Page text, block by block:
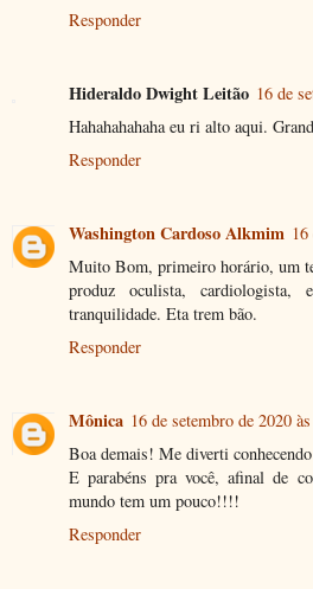
Responder
Hideraldo Dwight Leitão 16 de
Hahahahahaha eu ri alto aqui.
Responder
Washington Cardoso Alkmim
Muito Bom, primeiro horário, um
produz oculista,
tranquilidade. Eta trem bão.
Responder
Mônica 16 de setembro de 2020
Boa demais! Me diverti
E parabéns pra você, afinal de
mundo tem um pouco!!!!
Responder